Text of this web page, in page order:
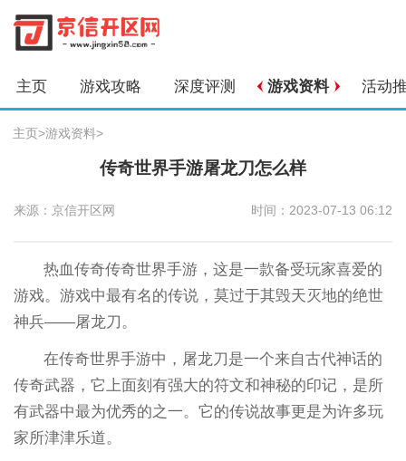
主页 游戏攻略 深度评测 游戏资料 活动
主页>游戏资料>
传奇世界手游屠龙刀怎么样
来源：京信开区网 时间：2023-07-13 06:12
热血传奇传奇世界手游，这是一款备受玩家喜爱的
游戏。游戏中最有名的传说，莫过于其毁天灭地的绝世
神兵——屠龙刀。
在传奇世界手游中，屠龙刀是一个来自古代神话的
传奇武器，它上面刻有强大的符文和神秘的印记，是所
有武器中最为优秀的之一。它的传说故事更是为许多玩
家所津津乐道。